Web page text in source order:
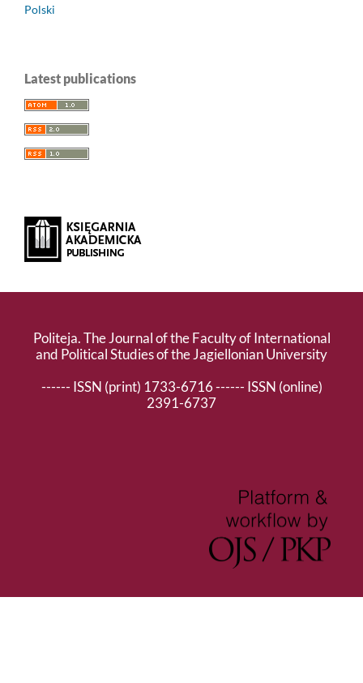
Polski
Latest publications
Politeja. The Journal of the Faculty of International
and Political Studies of the Jagiellonian University
------ ISSN (print) 1733-6716 ------ ISSN (online)
2391-6737